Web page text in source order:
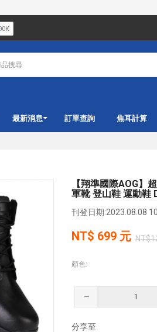
最新消息 訂單查詢 焦耳計算
【翔準國際AOG】
軍靴 登山鞋 運動鞋
刊登日期:2023.08.08
NT$ 699 元
顏色:
分享至